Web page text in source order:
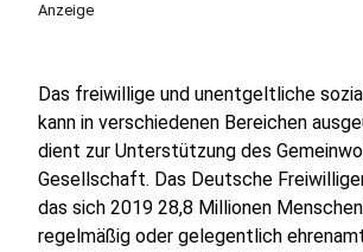
Anzeige
Das freiwillige und unentgeltliche
kann in verschiedenen Bereichen
dient zur Unterstützung des
Gesellschaft. Das Deutsche
das sich 2019 28,8 Millionen
regelmäßig oder gelegentlich